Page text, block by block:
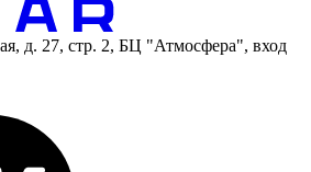
д. 27, стр. 2, БЦ "Атмосфера", вход